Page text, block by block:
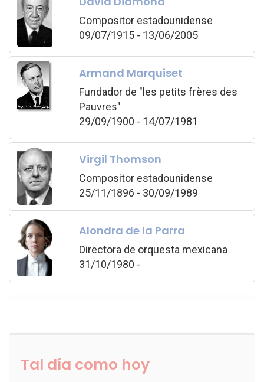
Compositor estadounidense
09/07/1915 - 13/06/2005
Armand Marquiset
Fundador de "les petits frères des
Pauvres"
29/09/1900 - 14/07/1981
Virgil Thomson
Compositor estadounidense
25/11/1896 - 30/09/1989
Alondra de la Parra
Directora de orquesta mexicana
31/10/1980 -
Tal día como hoy